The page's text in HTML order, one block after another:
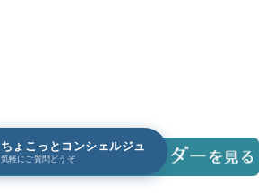
ちょこっとコンシェルジュ
気軽にご質問どうぞ